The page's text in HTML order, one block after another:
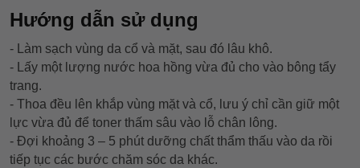
Hướng dẫn sử dụng
- Làm sạch vùng da cổ và mặt, sau đó lâu khô.
- Lấy một lượng nước hoa hồng vừa đủ cho vào bông tẩy
trang.
- Thoa đều lên khắp vùng mặt và cổ, lưu ý chỉ cần giữ một
lực vừa đủ để toner thấm sâu vào lỗ chân lông.
- Đợi khoảng 3 – 5 phút dưỡng chất thẩm thấu vào da rồi
tiếp tục các bước chăm sóc da khác.